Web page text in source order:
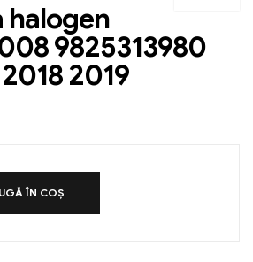
halogen
9825313980
2019
ÎN COȘ